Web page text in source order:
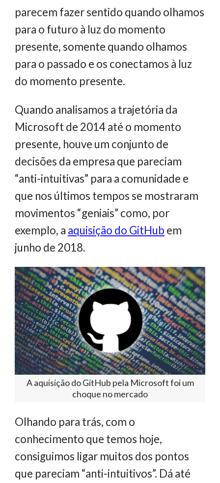
parecem fazer sentido quando olhamos
para o futuro à luz do momento
presente, somente quando olhamos
para o passado e os conectamos à luz
do momento presente.
Quando analisamos a trajetória da
Microsoft de 2014 até o momento
presente, houve um conjunto de
decisões da empresa que pareciam
“anti-intuitivas” para a comunidade e
que nos últimos tempos se mostraram
movimentos “geniais” como, por
exemplo, a aquisição do GitHub em
junho de 2018.
A aquisição do GitHub pela Microsoft foi um
choque no mercado
Olhando para trás, com o
conhecimento que temos hoje,
consiguimos ligar muitos dos pontos
que pareciam “anti-intuitivos”. Dá até